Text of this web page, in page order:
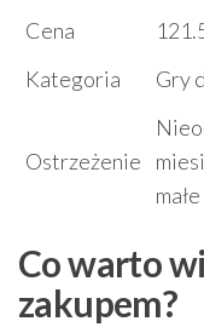
Cena
Kategoria
Gry
Ostrzeżenie
Co warto
zakupem?